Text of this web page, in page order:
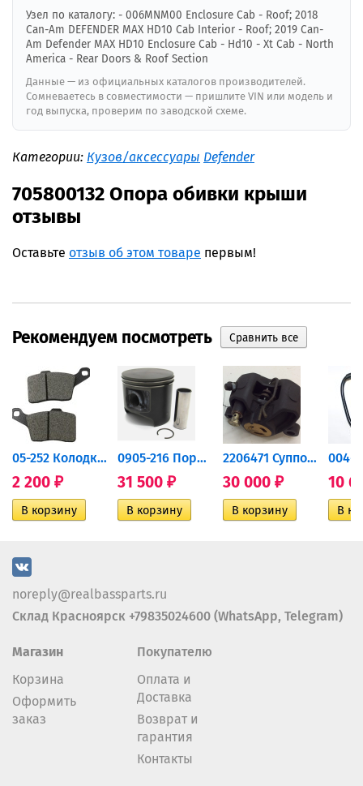
Узел по каталогу: - 006MNM00 Enclosure Cab - Roof; 2018
Can-Am DEFENDER MAX HD10 Cab Interior - Roof; 2019 Can-
Am Defender MAX HD10 Enclosure Cab - Hd10 - Xt Cab - North
America - Rear Doors & Roof Section
Данные — из официальных каталогов производителей.
Сомневаетесь в совместимости — пришлите VIN или модель и
год выпуска, проверим по заводской схеме.
Категории: Кузов/аксессуары Defender
705800132 Опора обивки крыши
отзывы
Оставьте отзыв об этом товаре первым!
Рекомендуем посмотреть
05-252 Колодки тормозные...
2 200 ₽
0905-216 Поршень Arctic Cat...
31 500 ₽
2206471 Суппорт тормозной...
30 000 ₽ 10
noreply@realbassparts.ru
Склад Красноярск +79835024600 (WhatsApp, Telegram)
Магазин
Корзина
Оформить
заказ
Покупателю
Оплата и
Доставка
Возврат и
гарантия
Контакты